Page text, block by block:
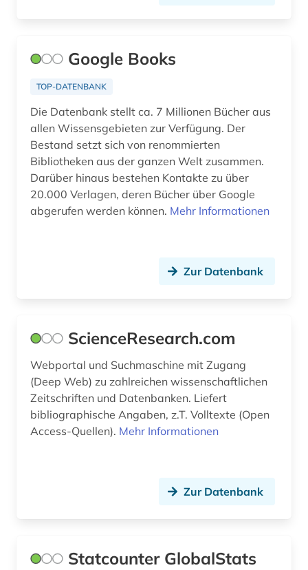
Google Books
TOP-DATENBANK
Die Datenbank stellt ca. 7 Millionen Bücher aus
allen Wissensgebieten zur Verfügung. Der
Bestand setzt sich von renommierten
Bibliotheken aus der ganzen Welt zusammen.
Darüber hinaus bestehen Kontakte zu über
20.000 Verlagen, deren Bücher über Google
abgerufen werden können. Mehr Informationen
Zur Datenbank
ScienceResearch.com
Webportal und Suchmaschine mit Zugang
(Deep Web) zu zahlreichen wissenschaftlichen
Zeitschriften und Datenbanken. Liefert
bibliographische Angaben, z.T. Volltexte (Open
Access-Quellen). Mehr Informationen
Zur Datenbank
Statcounter GlobalStats